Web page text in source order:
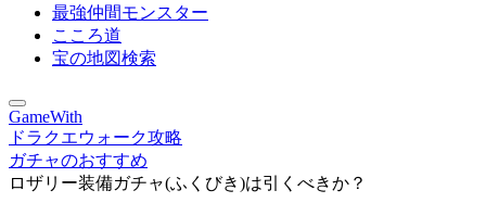
最強仲間モンスター
こころ道
宝の地図検索
GameWith
ドラクエウォーク攻略
ガチャのおすすめ
ロザリー装備ガチャ(ふくびき)は引くべきか？